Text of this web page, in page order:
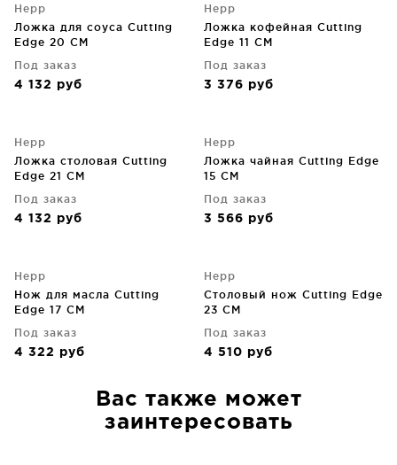
Hepp
Ложка для соуса Cutting
Edge 20 CM
Под заказ
4 132 руб
Hepp
Ложка кофейная Cutting
Edge 11 CM
Под заказ
3 376 руб
Hepp
Ложка столовая Cutting
Edge 21 CM
Под заказ
4 132 руб
Hepp
Ложка чайная Cutting Edge
15 CM
Под заказ
3 566 руб
Hepp
Нож для масла Cutting
Edge 17 CM
Под заказ
4 322 руб
Hepp
Столовый нож Cutting Edge
23 CM
Под заказ
4 510 руб
Вас также может
заинтересовать